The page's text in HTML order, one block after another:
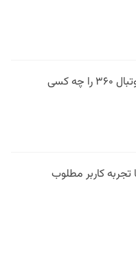
فیلتر در وقت اضافه؛ فوتبال ۳۶۰ را چه کسی
کاربر مطلوب